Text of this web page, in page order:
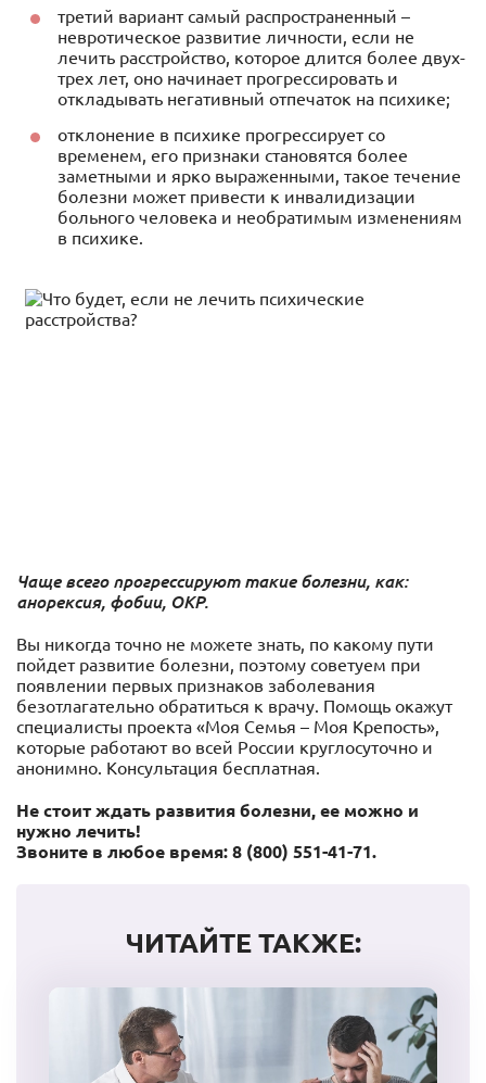
третий вариант самый распространенный –
невротическое развитие личности, если не
лечить расстройство, которое длится более двух-
трех лет, оно начинает прогрессировать и
откладывать негативный отпечаток на психике;
отклонение в психике прогрессирует со
временем, его признаки становятся более
заметными и ярко выраженными, такое течение
болезни может привести к инвалидизации
больного человека и необратимым изменениям
в психике.
Чаще всего прогрессируют такие болезни, как:
анорексия, фобии, ОКР.
Вы никогда точно не можете знать, по какому пути
пойдет развитие болезни, поэтому советуем при
появлении первых признаков заболевания
безотлагательно обратиться к врачу. Помощь окажут
специалисты проекта «Моя Семья – Моя Крепость»,
которые работают во всей России круглосуточно и
анонимно. Консультация бесплатная.
Не стоит ждать развития болезни, ее можно и
нужно лечить!
Звоните в любое время: 8 (800) 551-41-71.
ЧИТАЙТЕ ТАКЖЕ: